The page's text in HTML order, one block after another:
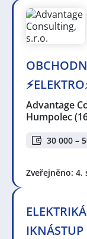
Advantage
Humpolec
30 000 –
Zveřejněno: 4.